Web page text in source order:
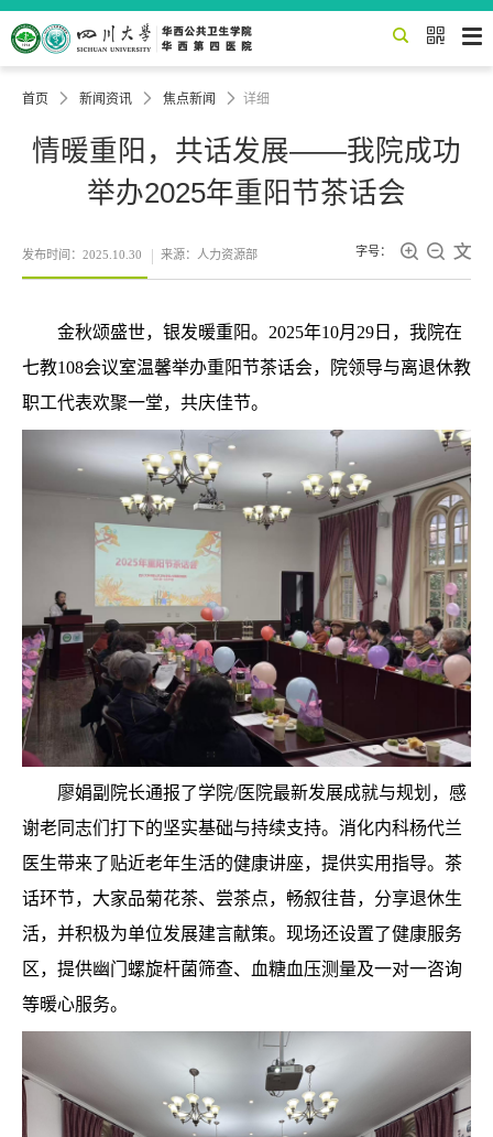
 
首页  新闻资讯  焦点新闻  详细
情暖重阳，共话发展——我院成功
举办2025年重阳节茶话会
发布时间：2025.10.30 来源：人力资源部 字号：   
金秋颂盛世，银发暖重阳。2025年10月29日，我院在
七教108会议室温馨举办重阳节茶话会，院领导与离退休教
职工代表欢聚一堂，共庆佳节。
廖娟副院长通报了学院/医院最新发展成就与规划，感
谢老同志们打下的坚实基础与持续支持。消化内科杨代兰
医生带来了贴近老年生活的健康讲座，提供实用指导。茶
话环节，大家品菊花茶、尝茶点，畅叙往昔，分享退休生
活，并积极为单位发展建言献策。现场还设置了健康服务
区，提供幽门螺旋杆菌筛查、血糖血压测量及一对一咨询
等暖心服务。